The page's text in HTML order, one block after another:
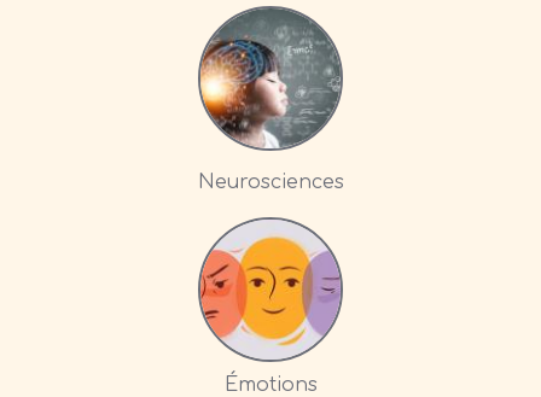
Neurosciences
Émotions